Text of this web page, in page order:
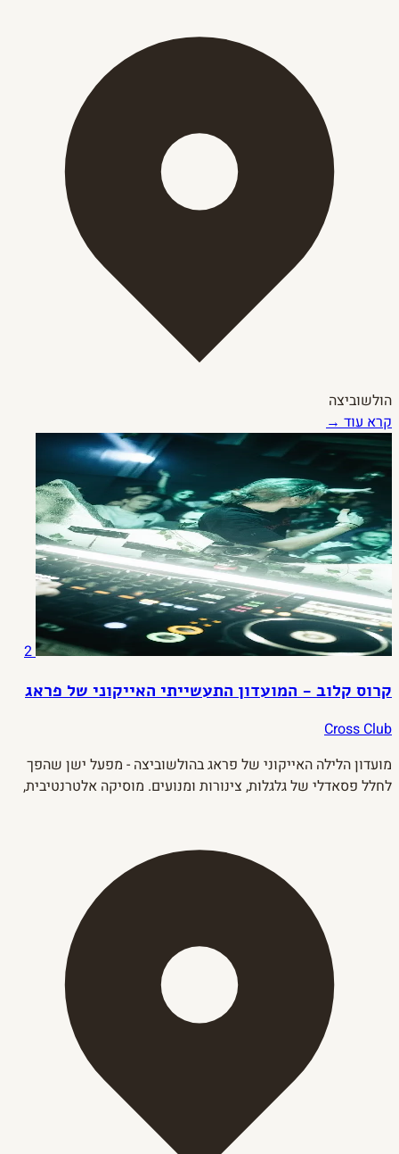
הולשוביצה
קרא עוד →
2
קרוס קלוב - המועדון התעשייתי האייקוני של פראג
Cross Club
מועדון הלילה האייקוני של פראג בהולשוביצה - מפעל ישן שהפך
לחלל פסאדלי של גלגלות, צינורות ומנועים. מוסיקה אלטרנטיבית,